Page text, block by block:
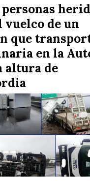
personas
vuelco de un
que
en la
altura de